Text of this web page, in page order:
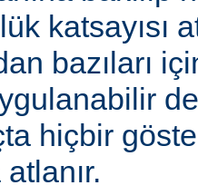
katsayısı
bazıları
hiçbir